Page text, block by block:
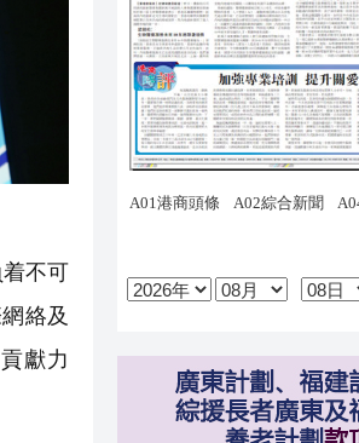
不可
絡及
獻力